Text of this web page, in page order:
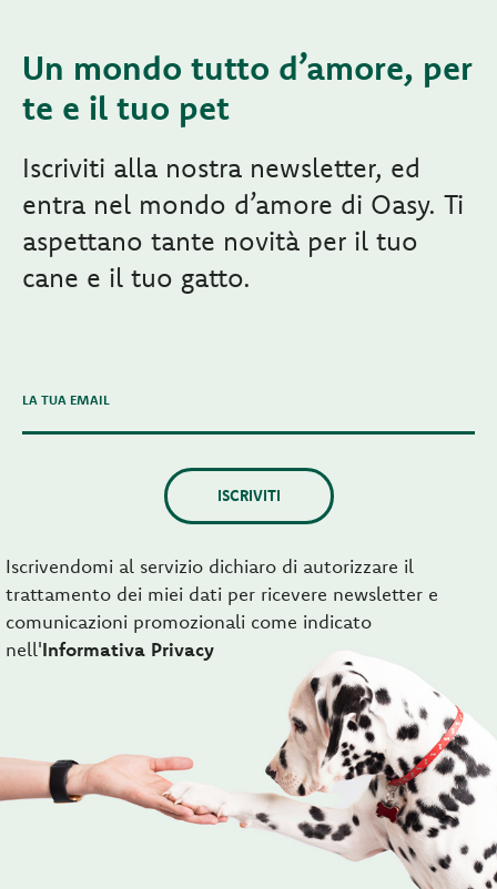
Un mondo tutto d’amore, per
te e il tuo pet
Iscriviti alla nostra newsletter, ed
entra nel mondo d’amore di Oasy. Ti
aspettano tante novità per il tuo
cane e il tuo gatto.
LA TUA EMAIL
ISCRIVITI
Iscrivendomi al servizio dichiaro di autorizzare il
trattamento dei miei dati per ricevere newsletter e
comunicazioni promozionali come indicato
nell'Informativa Privacy